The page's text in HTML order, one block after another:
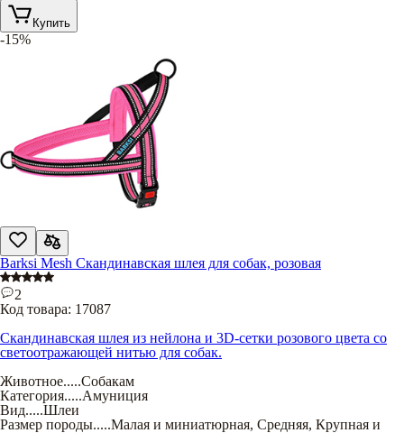
Купить
-15%
Barksi Mesh Скандинавская шлея для собак, розовая
2
Код товара: 17087
Скандинавская шлея из нейлона и 3D-сетки розового цвета со
светоотражающей нитью для собак.
Животное.....Собакам
Категория.....Амуниция
Вид.....Шлеи
Размер породы.....Малая и миниатюрная, Средняя, Крупная и